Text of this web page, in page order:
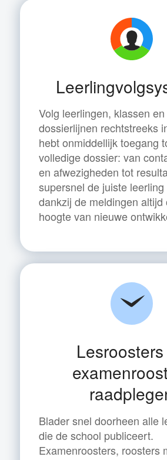
Volg leerlingen, klassen en
dossierlijnen rechtstreeks
hebt onmiddellijk toegang
volledige dossier: van
en afwezigheden tot
supersnel de juiste
dankzij de meldingen altijd
hoogte van nieuwe
Blader snel doorheen alle
die de school publiceert.
Examenroosters, roosters